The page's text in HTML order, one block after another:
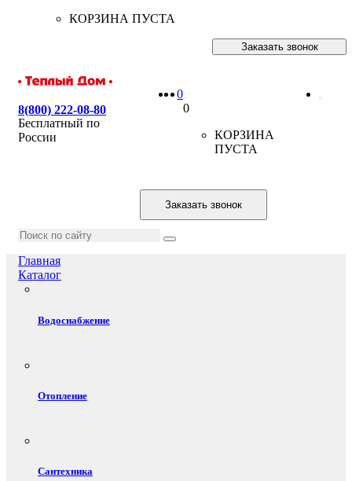
КОРЗИНА ПУСТА
Заказать звонок
8(800) 222-08-80
Бесплатный по
России
0
0
КОРЗИНА
ПУСТА
Заказать звонок
Главная
Каталог
Водоснабжение
Отопление
Сантехника